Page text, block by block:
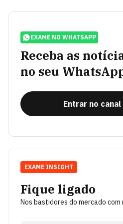
EXAME NO WHATSAPP
Receba as
no seu
Entrar no canal
Fique ligado
Nos bastidores do mercado com
EXAME INSIGHT